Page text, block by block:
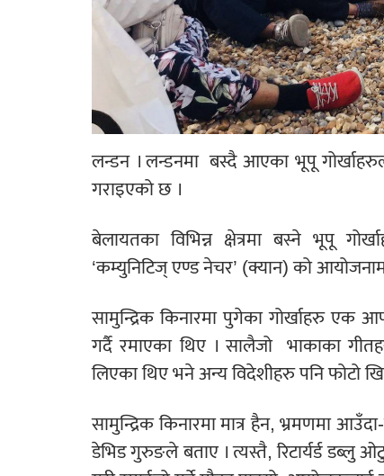
लन्डन । लन्डनमा बस्दै आएका भूपू
गराइएको छ ।
बेलायतका विभिन्न क्षेत्रमा बस्ने भूपू
‘कम्युनिटिज् एण्ड नेचर’ (क्यान) को
सामुन्द्रिक किनारमा पुगेका गोर्खाहरु एक
गर्दै रमाएका थिए । सालैजो भाकाका
लिएका थिए भने अन्य विदेशीहरु पनि फोटो
सामुन्द्रिक किनारमा मात्र हैन, भ्रमणमा
डेभिड गुरुङले बताए । त्यस्तै, रिटार्यर्ड डब्लु